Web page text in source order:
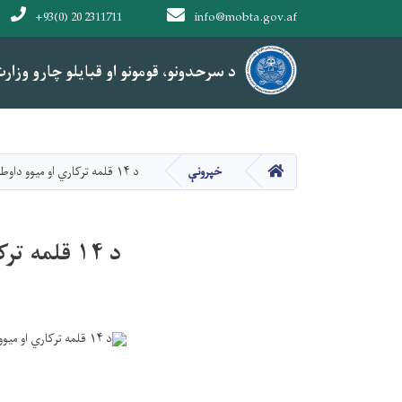
د سرحدونو، قومونو او قبایلو چارو
info@mobta.gov.af
+93(0) 20 2311711
Main navigation
د سرحدونو، قومونو او قبایلو چارو
کور خپرونې د ۱۴ قلمه ترکاري او میوو داوطلبي:
د ۱۴ قلمه ترکاري او میوو داوطلبي: